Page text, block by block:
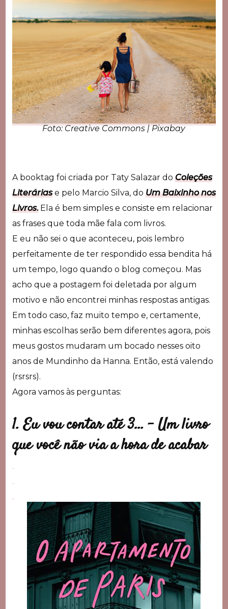
Foto: Creative Commons | Pixabay
A booktag foi criada por Taty Salazar do Coleções
Literárias e pelo Marcio Silva, do Um Baixinho nos
Livros.Ela é bem simples e consiste em relacionar
as frases que toda mãe fala com livros.
E eu não sei o que aconteceu, pois lembro
perfeitamente de ter respondido essa bendita há
um tempo, logo quando o blog começou. Mas
acho que a postagem foi deletada por algum
motivo e não encontrei minhas respostas antigas.
Em todo caso, faz muito tempo e, certamente,
minhas escolhas serão bem diferentes agora, pois
meus gostos mudaram um bocado nesses oito
anos de Mundinho da Hanna. Então, está valendo
(rsrsrs).
Agora vamos às perguntas:
1. Eu vou contar até 3… –Um livro
que você não via a hora de acabar